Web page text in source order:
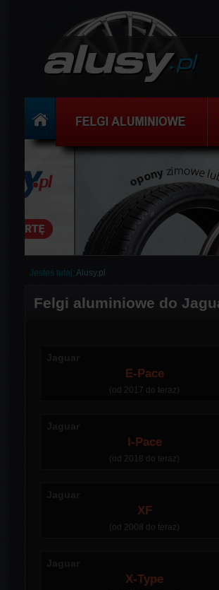
Jesteś tutaj: Alusy.pl
Felgi aluminiowe do
E-Pace
(od 2017 do teraz)
I-Pace
(od 2018 do teraz)
XF
(od 2008 do teraz)
X-Type